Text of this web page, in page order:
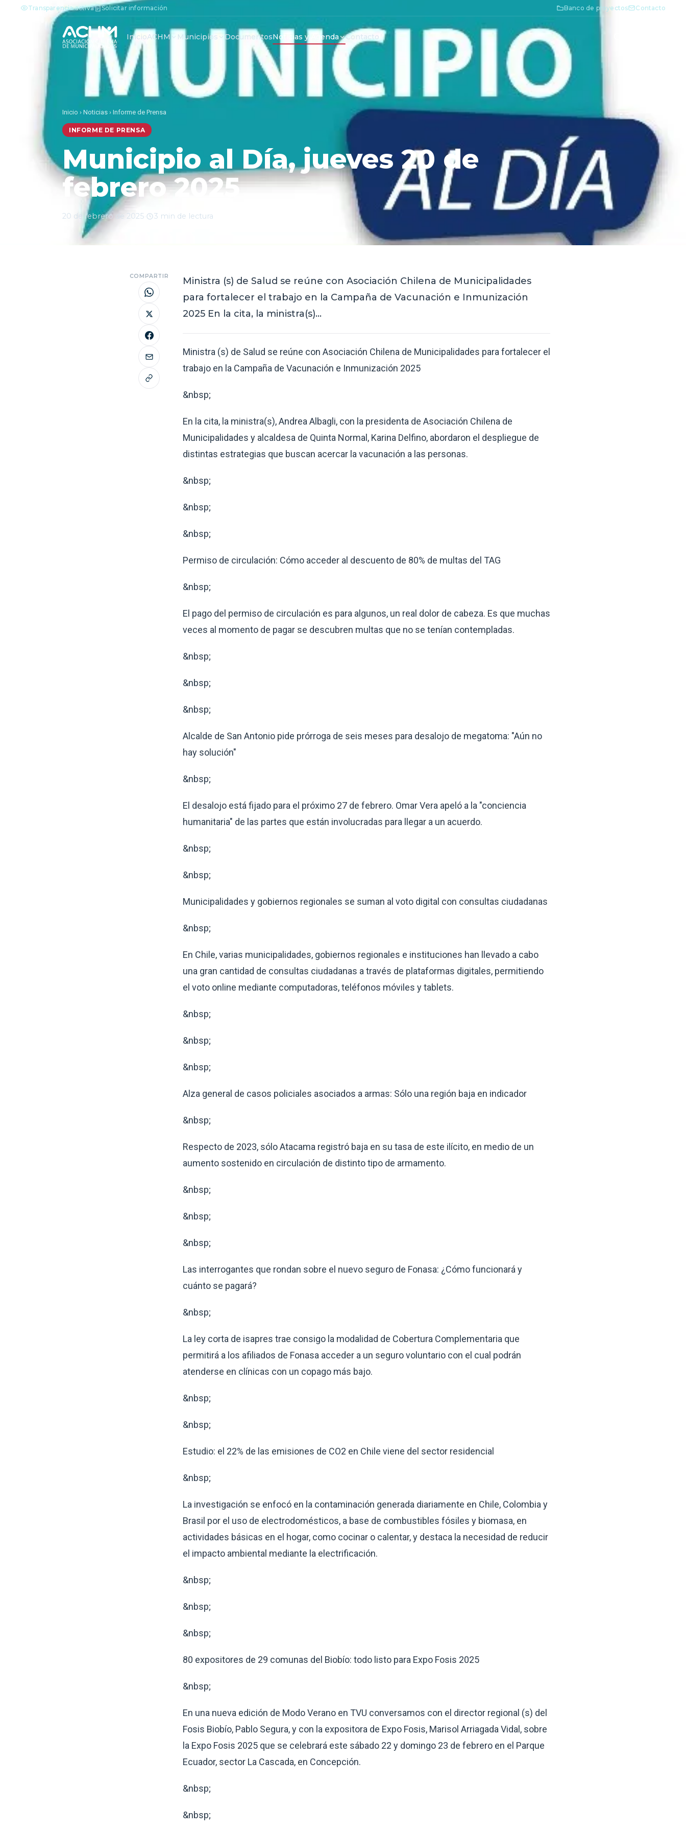
Transparencia activa Solicitar información Banco de proyectos Contacto
InicioACHM Municipios DocumentosNoticias y Agenda Contacto
Inicio › Noticias › Informe de Prensa
INFORME DE PRENSA
Municipio al Día, jueves 20 de
febrero 2025
20 de febrero de 2025 3 min de lectura
COMPARTIR
Ministra (s) de Salud se reúne con Asociación Chilena de Municipalidades
para fortalecer el trabajo en la Campaña de Vacunación e Inmunización
2025 En la cita, la ministra(s)…
Ministra (s) de Salud se reúne con Asociación Chilena de Municipalidades para fortalecer el
trabajo en la Campaña de Vacunación e Inmunización 2025
&nbsp;
En la cita, la ministra(s), Andrea Albagli, con la presidenta de Asociación Chilena de
Municipalidades y alcaldesa de Quinta Normal, Karina Delfino, abordaron el despliegue de
distintas estrategias que buscan acercar la vacunación a las personas.
&nbsp;
&nbsp;
&nbsp;
Permiso de circulación: Cómo acceder al descuento de 80% de multas del TAG
&nbsp;
El pago del permiso de circulación es para algunos, un real dolor de cabeza. Es que muchas
veces al momento de pagar se descubren multas que no se tenían contempladas.
&nbsp;
&nbsp;
&nbsp;
Alcalde de San Antonio pide prórroga de seis meses para desalojo de megatoma: "Aún no
hay solución"
&nbsp;
El desalojo está fijado para el próximo 27 de febrero. Omar Vera apeló a la "conciencia
humanitaria" de las partes que están involucradas para llegar a un acuerdo.
&nbsp;
&nbsp;
Municipalidades y gobiernos regionales se suman al voto digital con consultas ciudadanas
&nbsp;
En Chile, varias municipalidades, gobiernos regionales e instituciones han llevado a cabo
una gran cantidad de consultas ciudadanas a través de plataformas digitales, permitiendo
el voto online mediante computadoras, teléfonos móviles y tablets.
&nbsp;
&nbsp;
&nbsp;
Alza general de casos policiales asociados a armas: Sólo una región baja en indicador
&nbsp;
Respecto de 2023, sólo Atacama registró baja en su tasa de este ilícito, en medio de un
aumento sostenido en circulación de distinto tipo de armamento.
&nbsp;
&nbsp;
&nbsp;
Las interrogantes que rondan sobre el nuevo seguro de Fonasa: ¿Cómo funcionará y
cuánto se pagará?
&nbsp;
La ley corta de isapres trae consigo la modalidad de Cobertura Complementaria que
permitirá a los afiliados de Fonasa acceder a un seguro voluntario con el cual podrán
atenderse en clínicas con un copago más bajo.
&nbsp;
&nbsp;
Estudio: el 22% de las emisiones de CO2 en Chile viene del sector residencial
&nbsp;
La investigación se enfocó en la contaminación generada diariamente en Chile, Colombia y
Brasil por el uso de electrodomésticos, a base de combustibles fósiles y biomasa, en
actividades básicas en el hogar, como cocinar o calentar, y destaca la necesidad de reducir
el impacto ambiental mediante la electrificación.
&nbsp;
&nbsp;
&nbsp;
80 expositores de 29 comunas del Biobío: todo listo para Expo Fosis 2025
&nbsp;
En una nueva edición de Modo Verano en TVU conversamos con el director regional (s) del
Fosis Biobío, Pablo Segura, y con la expositora de Expo Fosis, Marisol Arriagada Vidal, sobre
la Expo Fosis 2025 que se celebrará este sábado 22 y domingo 23 de febrero en el Parque
Ecuador, sector La Cascada, en Concepción.
&nbsp;
&nbsp;